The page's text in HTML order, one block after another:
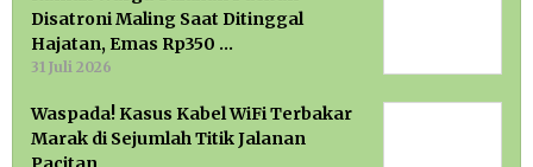
Disatroni Maling Saat Ditinggal
Hajatan, Emas Rp350 …
31 Juli 2026
Waspada! Kasus Kabel WiFi Terbakar
Marak di Sejumlah Titik Jalanan